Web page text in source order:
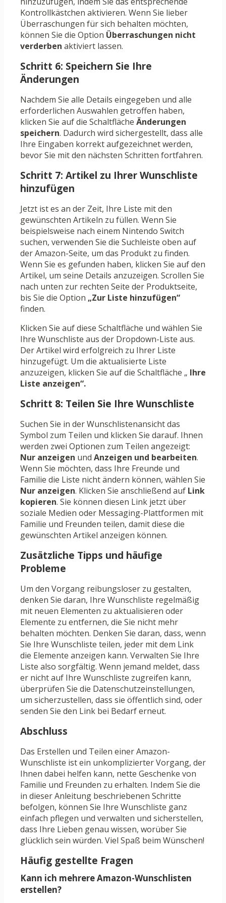
Kontrollkästchen aktivieren. Wenn Sie lieber
Überraschungen für sich behalten möchten,
können Sie die Option Überraschungen nicht
verderben aktiviert lassen.
Schritt 6: Speichern Sie Ihre
Änderungen
Nachdem Sie alle Details eingegeben und alle
erforderlichen Auswahlen getroffen haben,
klicken Sie auf die Schaltfläche Änderungen
speichern. Dadurch wird sichergestellt, dass alle
Ihre Eingaben korrekt aufgezeichnet werden,
bevor Sie mit den nächsten Schritten fortfahren.
Schritt 7: Artikel zu Ihrer Wunschliste
hinzufügen
Jetzt ist es an der Zeit, Ihre Liste mit den
gewünschten Artikeln zu füllen. Wenn Sie
beispielsweise nach einem Nintendo Switch
suchen, verwenden Sie die Suchleiste oben auf
der Amazon-Seite, um das Produkt zu finden.
Wenn Sie es gefunden haben, klicken Sie auf den
Artikel, um seine Details anzuzeigen. Scrollen Sie
nach unten zur rechten Seite der Produktseite,
bis Sie die Option „Zur Liste hinzufügen“
finden.
Klicken Sie auf diese Schaltfläche und wählen Sie
Ihre Wunschliste aus der Dropdown-Liste aus.
Der Artikel wird erfolgreich zu Ihrer Liste
hinzugefügt. Um die aktualisierte Liste
anzuzeigen, klicken Sie auf die Schaltfläche „ Ihre
Liste anzeigen“.
Schritt 8: Teilen Sie Ihre Wunschliste
Suchen Sie in der Wunschlistenansicht das
Symbol zum Teilen und klicken Sie darauf. Ihnen
werden zwei Optionen zum Teilen angezeigt:
Nur anzeigen und Anzeigen und bearbeiten.
Wenn Sie möchten, dass Ihre Freunde und
Familie die Liste nicht ändern können, wählen Sie
Nur anzeigen. Klicken Sie anschließend auf Link
kopieren. Sie können diesen Link jetzt über
soziale Medien oder Messaging-Plattformen mit
Familie und Freunden teilen, damit diese die
gewünschten Artikel anzeigen können.
Zusätzliche Tipps und häufige
Probleme
Um den Vorgang reibungsloser zu gestalten,
denken Sie daran, Ihre Wunschliste regelmäßig
mit neuen Elementen zu aktualisieren oder
Elemente zu entfernen, die Sie nicht mehr
behalten möchten. Denken Sie daran, dass, wenn
Sie Ihre Wunschliste teilen, jeder mit dem Link
die Elemente anzeigen kann. Verwalten Sie Ihre
Liste also sorgfältig. Wenn jemand meldet, dass
er nicht auf Ihre Wunschliste zugreifen kann,
überprüfen Sie die Datenschutzeinstellungen,
um sicherzustellen, dass sie öffentlich sind, oder
senden Sie den Link bei Bedarf erneut.
Abschluss
Das Erstellen und Teilen einer Amazon-
Wunschliste ist ein unkomplizierter Vorgang, der
Ihnen dabei helfen kann, nette Geschenke von
Familie und Freunden zu erhalten. Indem Sie die
in dieser Anleitung beschriebenen Schritte
befolgen, können Sie Ihre Wunschliste ganz
einfach pflegen und verwalten und sicherstellen,
dass Ihre Lieben genau wissen, worüber Sie
glücklich sein würden. Viel Spaß beim Wünschen!
Häufig gestellte Fragen
Kann ich mehrere Amazon-Wunschlisten
erstellen?